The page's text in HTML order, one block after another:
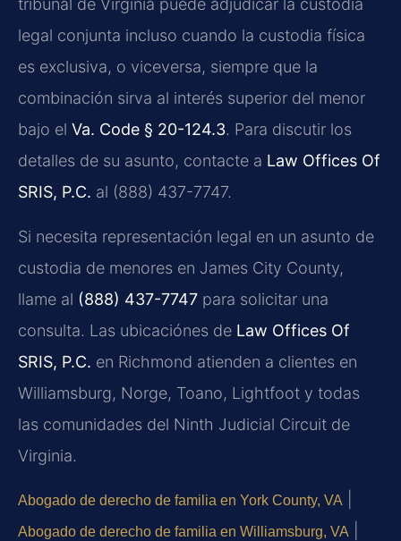
tribunal de Virginia puede adjudicar la custodia
legal conjunta incluso cuando la custodia física
es exclusiva, o viceversa, siempre que la
combinación sirva al interés superior del menor
bajo el Va. Code § 20-124.3. Para discutir los
detalles de su asunto, contacte a Law Offices Of
SRIS, P.C. al (888) 437-7747.
Si necesita representación legal en un asunto de
custodia de menores en James City County,
llame al (888) 437-7747 para solicitar una
consulta. Las ubicaciónes de Law Offices Of
SRIS, P.C. en Richmond atienden a clientes en
Williamsburg, Norge, Toano, Lightfoot y todas
las comunidades del Ninth Judicial Circuit de
Virginia.
Abogado de derecho de familia en York County, VA
Abogado de derecho de familia en Williamsburg, VA